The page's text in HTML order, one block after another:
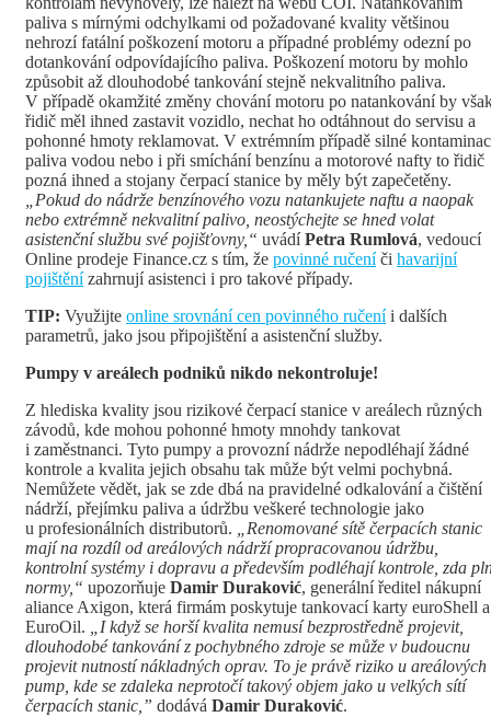
paliva s mírnými odchylkami od požadované kvality většinou
nehrozí fatální poškození motoru a případné problémy odezní po
dotankování odpovídajícího paliva. Poškození motoru by mohlo
způsobit až dlouhodobé tankování stejně nekvalitního paliva.
V případě okamžité změny chování motoru po natankování by
řidič měl ihned zastavit vozidlo, nechat ho odtáhnout do servisu a
pohonné hmoty reklamovat. V extrémním případě silné
paliva vodou nebo i při smíchání benzínu a motorové nafty to řidič
pozná ihned a stojany čerpací stanice by měly být zapečetěny.
„Pokud do nádrže benzínového vozu natankujete naftu a naopak
nebo extrémně nekvalitní palivo, neostýchejte se hned volat
asistenční službu své pojišťovny,“ uvádíPetra Rumlová, vedoucí
Online prodeje Finance.cz s tím, že povinné ručeníči havarijní
pojištěnízahrnují asistenci i pro takové případy.
TIP: Využijte online srovnání cen povinného ručeníi dalších
parametrů, jako jsou připojištění a asistenční služby.
Pumpy v areálech podniků nikdo nekontroluje!
Z hlediska kvality jsou rizikové čerpací stanice v areálech různých
závodů, kde mohou pohonné hmoty mnohdy tankovat
i zaměstnanci. Tyto pumpy a provozní nádrže nepodléhají žádné
kontrole a kvalita jejich obsahu tak může být velmi pochybná.
Nemůžete vědět, jak se zde dbá na pravidelné odkalování a čištění
nádrží, přejímku paliva a údržbu veškeré technologie jako
u profesionálních distributorů.
„Renomované sítě čerpacích stanic
mají na rozdíl od areálových nádrží propracovanou údržbu,
kontrolní systémy i dopravu a především podléhají kontrole, zda
normy,“ upozorňuje Damir Duraković, generální ředitel nákupní
aliance Axigon, která firmám poskytuje tankovací karty euroShell a
EuroOil.
„I když se horší kvalita nemusí bezprostředně projevit,
dlouhodobé tankování z pochybného zdroje se může v budoucnu
projevit nutností nákladných oprav. To je právě riziko u areálových
pump, kde se zdaleka neprotočí takový objem jako u velkých sítí
čerpacích stanic,” dodává Damir Duraković.